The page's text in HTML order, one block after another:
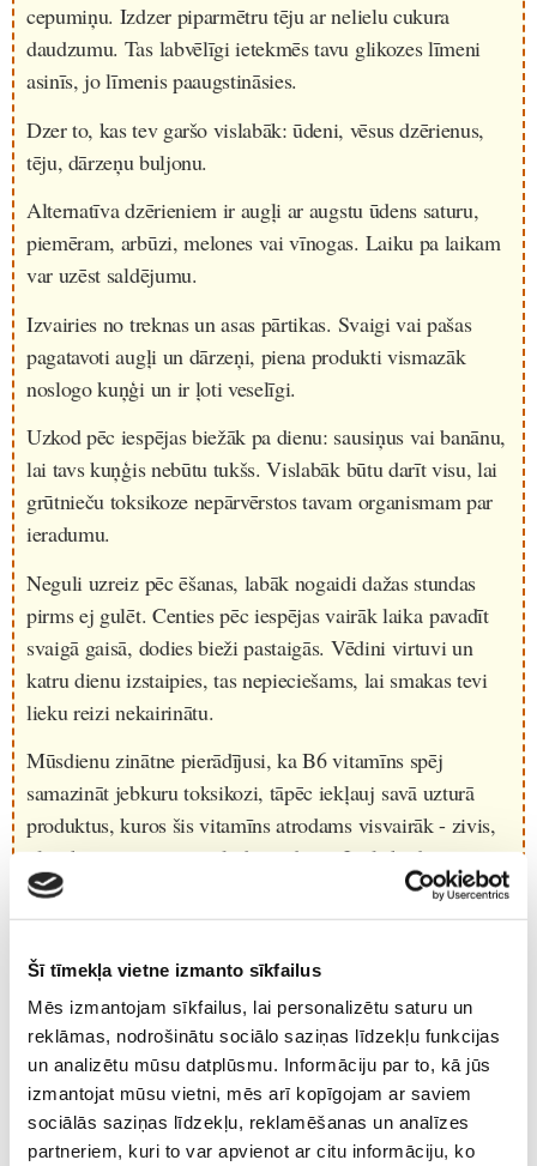
Šī tīmekļa vietne izmanto sīkfailus
Mēs izmantojam sīkfailus, lai personalizētu saturu un
reklāmas, nodrošinātu sociālo saziņas līdzekļu funkcijas
un analizētu mūsu datplūsmu. Informāciju par to, kā jūs
izmantojat mūsu vietni, mēs arī kopīgojam ar saviem
sociālās saziņas līdzekļu, reklamēšanas un analīzes
partneriem, kuri to var apvienot ar citu informāciju, ko
cepumiņu. Izdzer piparmētru tēju ar nelielu cukura
daudzumu. Tas labvēlīgi ietekmēs tavu glikozes līmeni
asinīs, jo līmenis paaugstināsies.
Dzer to, kas tev garšo vislabāk: ūdeni, vēsus dzērienus,
tēju, dārzeņu buljonu.
Alternatīva dzērieniem ir augļi ar augstu ūdens saturu,
piemēram, arbūzi, melones vai vīnogas. Laiku pa laikam
var uzēst saldējumu.
Izvairies no treknas un asas pārtikas. Svaigi vai pašas
pagatavoti augļi un dārzeņi, piena produkti vismazāk
noslogo kuņģi un ir ļoti veselīgi.
Uzkod pēc iespējas biežāk pa dienu: sausiņus vai banānu,
lai tavs kuņģis nebūtu tukšs. Vislabāk būtu darīt visu, lai
grūtnieču toksikoze nepārvērstos tavam organismam par
ieradumu.
Neguli uzreiz pēc ēšanas, labāk nogaidi dažas stundas
pirms ej gulēt. Centies pēc iespējas vairāk laika pavadīt
svaigā gaisā, dodies bieži pastaigās. Vēdini virtuvi un
katru dienu izstaipies, tas nepieciešams, lai smakas tevi
lieku reizi nekairinātu.
Mūsdienu zinātne pierādījusi, ka B6 vitamīns spēj
samazināt jebkuru toksikozi, tāpēc iekļauj savā uzturā
produktus, kuros šis vitamīns atrodams visvairāk - zivis,
olas, kūpinātu vistas gaļu bez ādiņas. Lieliski derēs arī
rieksti un pākšaugi – zirņi, pupiņas. Milzīgs B6 vitamīna
daudzums atrodams arī avokado.
Nekad nekrīti izmisumā un vienmēr tici tam labākajam
iznākumam. Pavisam drīz šis periods, tāpat kā daudzi citi
mūsu dzīvē, beigsies!